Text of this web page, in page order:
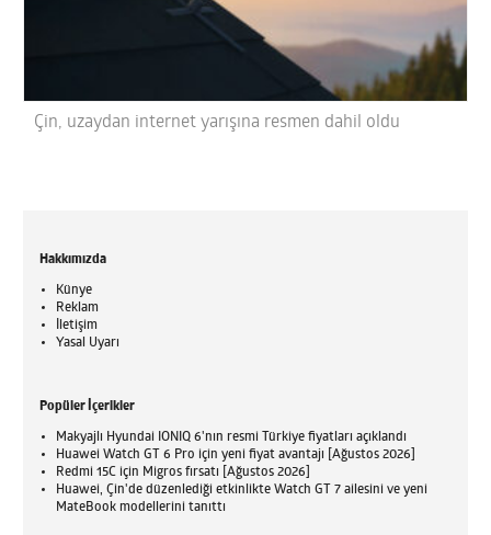
Çin, uzaydan internet yarışına resmen dahil oldu
Hakkımızda
Künye
Reklam
İletişim
Yasal Uyarı
Popüler İçerikler
Makyajlı Hyundai IONIQ 6'nın resmi Türkiye fiyatları açıklandı
Huawei Watch GT 6 Pro için yeni fiyat avantajı [Ağustos 2026]
Redmi 15C için Migros fırsatı [Ağustos 2026]
Huawei, Çin'de düzenlediği etkinlikte Watch GT 7 ailesini ve yeni
MateBook modellerini tanıttı